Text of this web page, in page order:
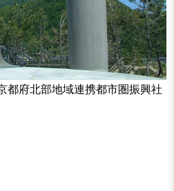
都府北部地域連携都市圏振興社